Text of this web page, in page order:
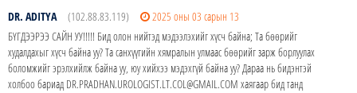
DR. ADITYA (102.88.83.119)
2025 оны 03 сарын 13
БҮГДЭЭРЭЭ САЙН УУ!!!!! Бид олон нийтэд мэдээлэхийг хүсч байна; Та бөөрийг
худалдахыг хүсч байна уу? Та санхүүгийн хямралын улмаас бөөрийг зарж борлуулах
боломжийг эрэлхийлж байна уу, юу хийхээ мэдэхгүй байна уу? Дараа нь бидэнтэй
холбоо бариад DR.PRADHAN.UROLOGIST.LT.COL@GMAIL.COM хаягаар бид танд